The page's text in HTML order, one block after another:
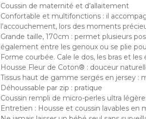
Coussin de maternité et d’allaitement
Confortable et multifonctions : il
l’accouchement, lors des moments
Grande taille, 170cm : permet plusieurs
également entre les genoux ou se plie
Forme courbée. Cale le dos, les bras et
Housse Fleur de Coton® : douceur
Tissus haut de gamme sergés en jersey :
Déhoussable par zip : pratique
Coussin rempli de micro-perles ultra
Entretien : Housse et coussin lavables en